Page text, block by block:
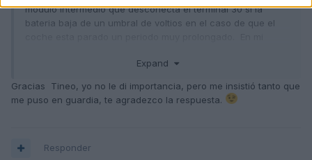
modulo intermedio que desconecta el terminal 30 si la
bateria baja de un umbral de voltios en el caso de que el
modernos con baterias agm o gel y añaden un consumo
standby
Expand
Gracias Tineo, yo no le di importancia, pero me insistió tanto que
me puso en guardia, te agradezco la respuesta.
Responder